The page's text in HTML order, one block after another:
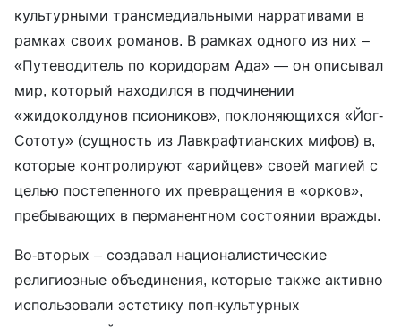
культурными трансмедиальными нарративами в
рамках своих романов. В рамках одного из них –
«Путеводитель по коридорам Ада» — он описывал
мир, который находился в подчинении
«жидоколдунов псиоников», поклоняющихся «Йог-
Сототу» (сущность из Лавкрафтианских мифов) в,
которые контролируют «арийцев» своей магией с
целью постепенного их превращения в «орков»,
пребывающих в перманентном состоянии вражды.
Во-вторых – создавал националистические
религиозные объединения, которые также активно
использовали эстетику поп-культурных